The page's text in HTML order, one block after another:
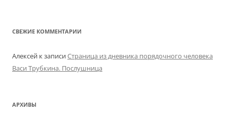
СВЕЖИЕ КОММЕНТАРИИ
Алексей к записиСтраница из дневника порядочного человека
Васи Трубкина. Послушница
АРХИВЫ